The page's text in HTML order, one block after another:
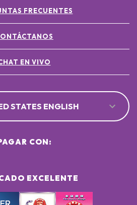
FRECUENTES
EN VIVO
STATES ENGLISH
EXCELENTE
CON: